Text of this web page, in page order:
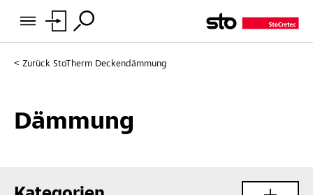
Zurück StoTherm Deckendämmung
Dämmung